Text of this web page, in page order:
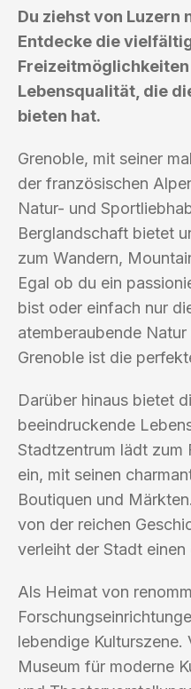
Du ziehst von Luzern
Entdecke die
Lebensqualität, die
bieten hat.
Grenoble, mit seiner
der französischen
Natur- und
Berglandschaft bietet
zum Wandern,
Egal ob du ein
bist oder einfach nur
atemberaubende
Grenoble ist die
Darüber hinaus bietet
beeindruckende
Stadtzentrum lädt zum
ein, mit seinen
Boutiquen und
von der reichen
verleiht der Stadt
Als Heimat von
lebendige Kulturszene.
Museum für moderne